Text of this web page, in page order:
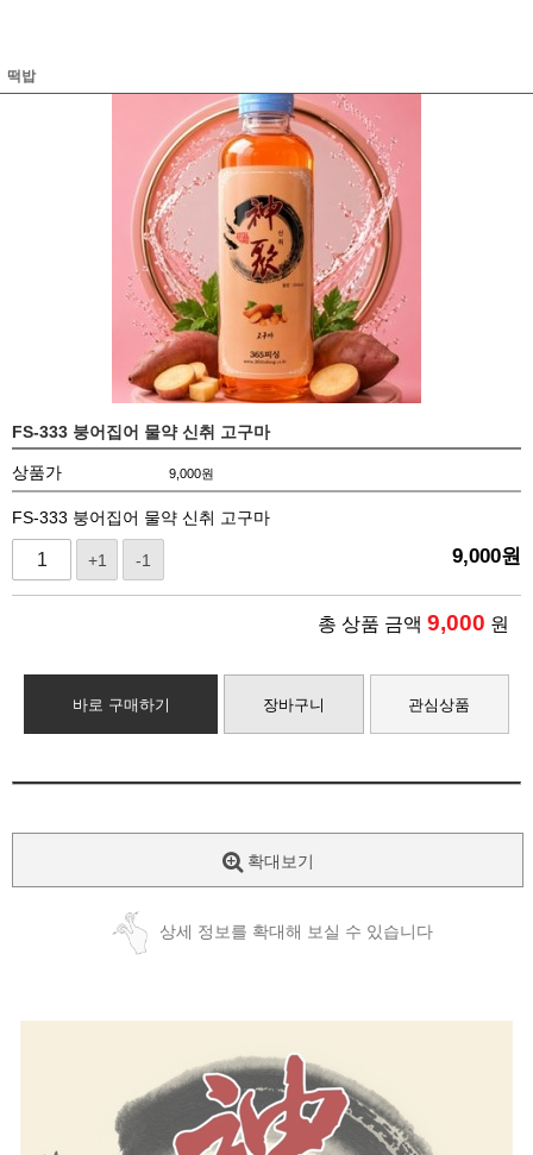
떡밥
FS-333 붕어집어 물약 신취 고구마
상품가 9,000원
FS-333 붕어집어 물약 신취 고구마
+1 -1 9,000원
총 상품 금액 9,000 원
바로 구매하기 장바구니 관심상품
확대보기
상세 정보를 확대해 보실 수 있습니다